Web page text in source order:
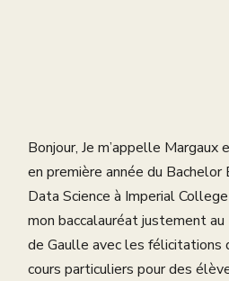
Bonjour, Je m’appelle
en première année du Bachelor
Data Science à Imperial College
mon baccalauréat justement au
de Gaulle avec les félicitations
cours particuliers pour des